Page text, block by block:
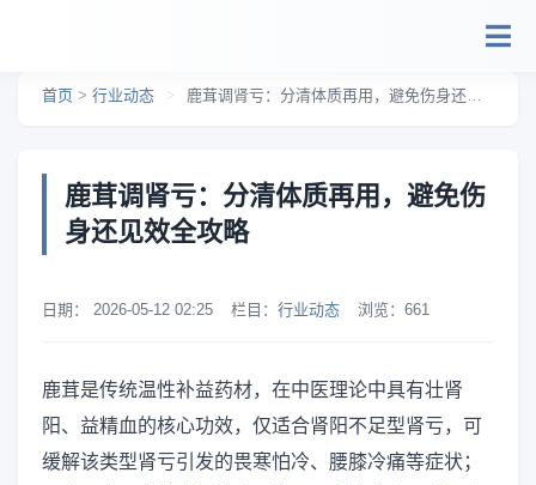
首页 > 行业动态 > 鹿茸调肾亏：分清体质再用，避免伤身还见效全攻略
鹿茸调肾亏：分清体质再用，避免伤
身还见效全攻略
日期： 2026-05-12 02:25 栏目： 行业动态 浏览： 661
鹿茸是传统温性补益药材，在中医理论中具有壮肾
阳、益精血的核心功效，仅适合肾阳不足型肾亏，可
缓解该类型肾亏引发的畏寒怕冷、腰膝冷痛等症状；